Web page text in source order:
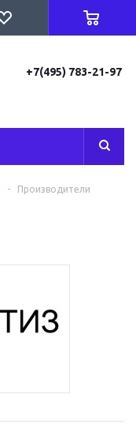
+7(495) 783-21-97
- Производители